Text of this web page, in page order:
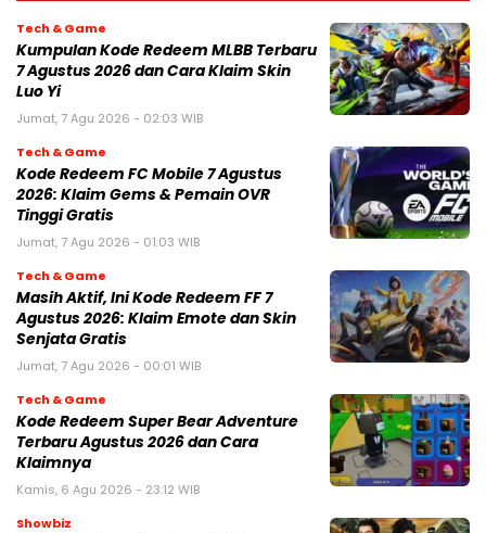
Tech & Game
Kumpulan Kode Redeem MLBB Terbaru
7 Agustus 2026 dan Cara Klaim Skin
Luo Yi
Jumat, 7 Agu 2026 - 02:03 WIB
Tech & Game
Kode Redeem FC Mobile 7 Agustus
2026: Klaim Gems & Pemain OVR
Tinggi Gratis
Jumat, 7 Agu 2026 - 01:03 WIB
Tech & Game
Masih Aktif, Ini Kode Redeem FF 7
Agustus 2026: Klaim Emote dan Skin
Senjata Gratis
Jumat, 7 Agu 2026 - 00:01 WIB
Tech & Game
Kode Redeem Super Bear Adventure
Terbaru Agustus 2026 dan Cara
Klaimnya
Kamis, 6 Agu 2026 - 23:12 WIB
Showbiz